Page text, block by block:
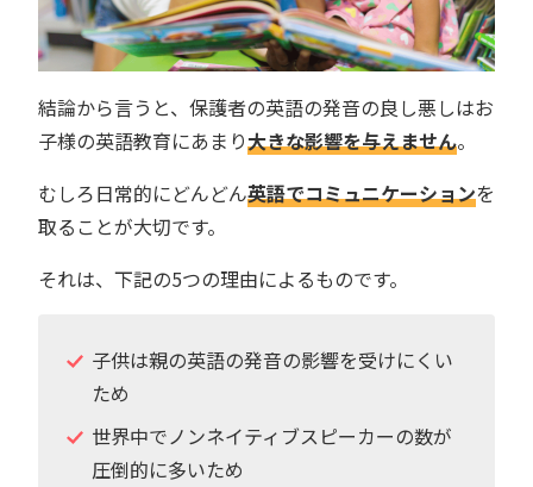
結論から言うと、保護者の英語の発音の良し悪しはお
子様の英語教育にあまり大きな影響を与えません。
むしろ日常的にどんどん英語でコミュニケーションを
取ることが大切です。
それは、下記の5つの理由によるものです。
子供は親の英語の発音の影響を受けにくい
ため
世界中でノンネイティブスピーカーの数が
圧倒的に多いため